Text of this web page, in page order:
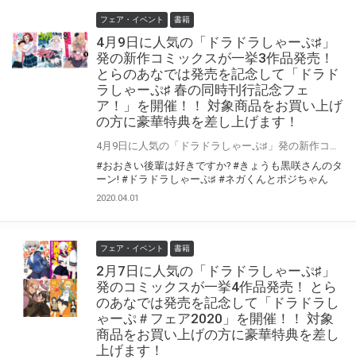
フェア・イベント 書籍
4月9日に人気の「ドラドラしゃーぷ♯」
発の新作コミックスが一挙3作品発売！
とらのあなでは発売を記念して「ドラド
ラしゃーぷ♯ 春の同時刊行記念フェ
ア！」を開催！！ 対象商品をお買い上げ
の方に豪華特典を差し上げます！
#おおきい後輩は好きですか? #きょうも黒咲さんのタ
ーン! #ドラドラしゃーぷ♯ #ネガくんとポジちゃん
2020.04.01
フェア・イベント 書籍
2月7日に人気の「ドラドラしゃーぷ♯」
発のコミックスが一挙4作品発売！ とら
のあなでは発売を記念して「ドラドラし
ゃーぷ＃フェア2020」を開催！！ 対象
商品をお買い上げの方に豪華特典を差し
上げます！